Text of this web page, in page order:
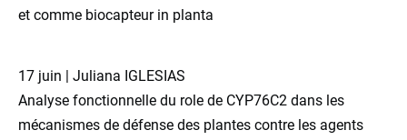
et comme biocapteur in planta
17 juin | Juliana IGLESIAS
Analyse fonctionnelle du role de CYP76C2 dans les
mécanismes de défense des plantes contre les agents